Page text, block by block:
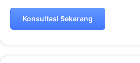
Konsultasi Sekarang